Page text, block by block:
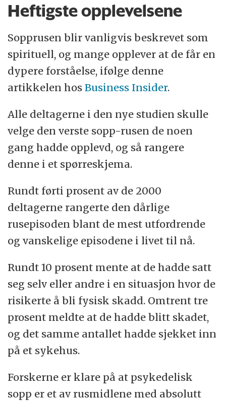
Heftigste opplevelsene
Sopprusen blir vanligvis beskrevet som
spirituell, og mange opplever at de får en
dypere forståelse, ifølge denne
artikkelen hosBusiness Insider.
Alle deltagerne i den nye studien skulle
velge den verste sopp-rusen de noen
gang hadde opplevd, og så rangere
denne i et spørreskjema.
Rundt førti prosent av de 2000
deltagerne rangerte den dårlige
rusepisoden blant de mest utfordrende
og vanskelige episodene i livet til nå.
Rundt 10 prosent mente at de hadde satt
seg selv eller andre i en situasjon hvor de
risikerte å bli fysisk skadd. Omtrent tre
prosent meldte at de hadde blitt skadet,
og det samme antallet hadde sjekket inn
på et sykehus.
Forskerne er klare på at psykedelisk
sopp er et av rusmidlene med absolutt